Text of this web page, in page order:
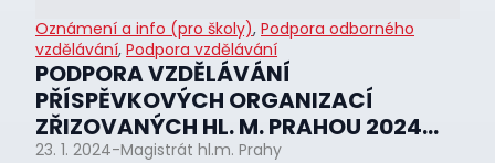
Oznámení a info (pro školy), Podpora odborného
vzdělávání, Podpora vzdělávání
PODPORA VZDĚLÁVÁNÍ
PŘÍSPĚVKOVÝCH ORGANIZACÍ
ZŘIZOVANÝCH HL. M. PRAHOU 2024...
23. 1. 2024-Magistrát hl.m. Prahy